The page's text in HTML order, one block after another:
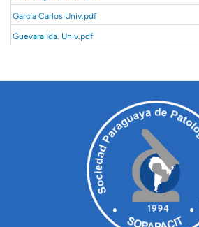
García Carlos Univ.pdf
Guevara Ida. Univ.pdf